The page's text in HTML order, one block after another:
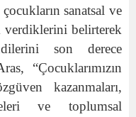
sanatsal ve
belirterek
son derece
“Çocuklarımızın
kazanmaları,
ve toplumsal